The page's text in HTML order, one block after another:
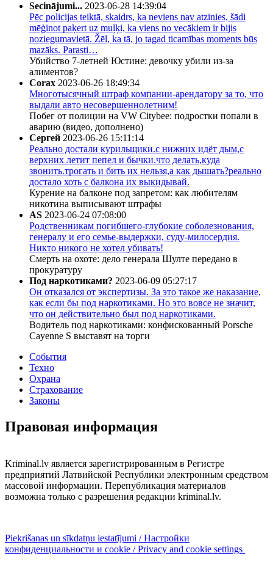
Secinājumi... 2023-06-28 14:39:04
Pēc policijas teiktā, skaidrs, ka neviens nav atzinies, šādi
mēģinot paķert uz muļķi, ka viens no vecākiem ir bijis
noziegumavietā. Žēl, ka tā, jo tagad ticamības moments būs
mazāks. Parasti…
Убийство 7-летней Юстине: девочку убили из-за
алиментов?
Corax 2023-06-26 18:49:34
Многотысячный штраф компании-арендатору за то, что
выдали авто несовершеннолетним!
Побег от полиции на VW Citybee: подростки попали в
аварию (видео, дополнено)
Сергей 2023-06-26 15:11:14
Реально достали курильщики.с нижних идёт дым,с
верхних летит пепел и бычки.что делать,куда
звонить.трогать и бить их нельзя,а как дышать?реально
достало хоть с балкона их выкидывай.
Курение на балконе под запретом: как любителям
никотина выписывают штрафы
AS 2023-06-24 07:08:00
Родственникам погибшего-глубокие соболезнования,
генералу и его семье-выдержки, суду-милосердия.
Никто никого не хотел убивать!
Смерть на охоте: дело генерала Шулте передано в
прокуратуру
Под наркотиками? 2023-06-09 05:27:17
Он отказался от экспертизы. За это такое же наказание,
как если бы под наркотиками. Но это вовсе не значит,
что он действительно был под наркотиками.
Водитель под наркотиками: конфискованный Porsche
Cayenne S выставят на торги
События
Техно
Охрана
Страхование
Законы
Правовая информация
Kriminal.lv является зарегистрированным в Регистре
предприятий Латвийской Республики электронным средством
массовой информации. Перепубликация материалов
возможна только с разрешения редакции kriminal.lv.
Piekrišanas un sīkdatņu iestatījumi / Настройки
конфиденциальности и cookie / Privacy and cookie settings